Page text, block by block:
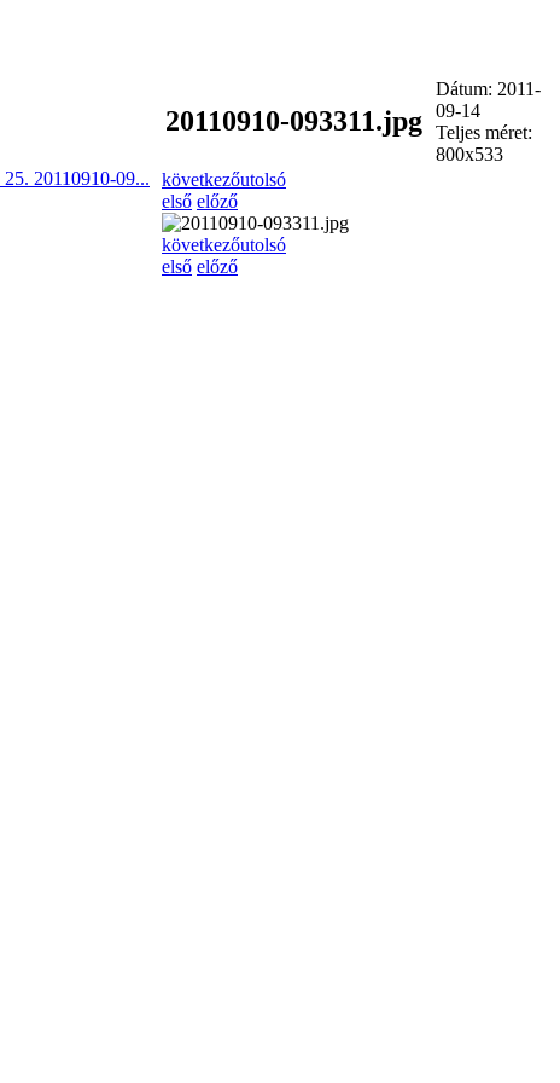
25. 20110910-09...
20110910-093311.jpg
Dátum: 2011-
09-14
Teljes méret:
800x533
következőutolsó
első előző
következőutolsó
első előző